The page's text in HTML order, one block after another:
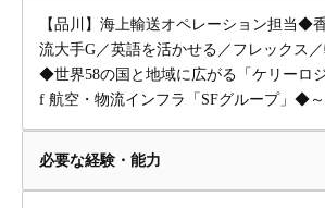
【品川】海上輸送オペレーション担当◆
流大手G／英語を活かせる／フレックス
◆世界58の国と地域に広がる「ケリーロ
f 航空・物流インフラ「SFグループ」◆
必要な経験・能力